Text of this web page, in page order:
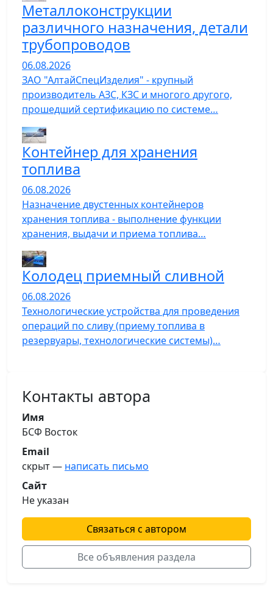
Металлоконструкции
различного назначения, детали
трубопроводов
06.08.2026
ЗАО "АлтайСпецИзделия" - крупный
производитель АЗС, КЗС и многого другого,
прошедший сертификацию по системе…
Контейнер для хранения
топлива
06.08.2026
Назначение двустенных контейнеров
хранения топлива - выполнение функции
хранения, выдачи и приема топлива…
Колодец приемный сливной
06.08.2026
Технологические устройства для проведения
операций по сливу (приему топлива в
резервуары, технологические системы)…
Контакты автора
Имя
БСФ Восток
Email
скрыт — написать письмо
Сайт
Не указан
Связаться с автором
Все объявления раздела